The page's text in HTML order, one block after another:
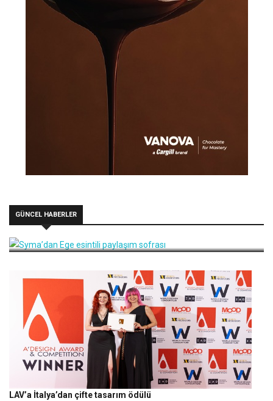
GÜNCEL HABERLER
Syma’dan Ege esintili paylaşım sofrası
LAV’a İtalya’dan çifte tasarım ödülü